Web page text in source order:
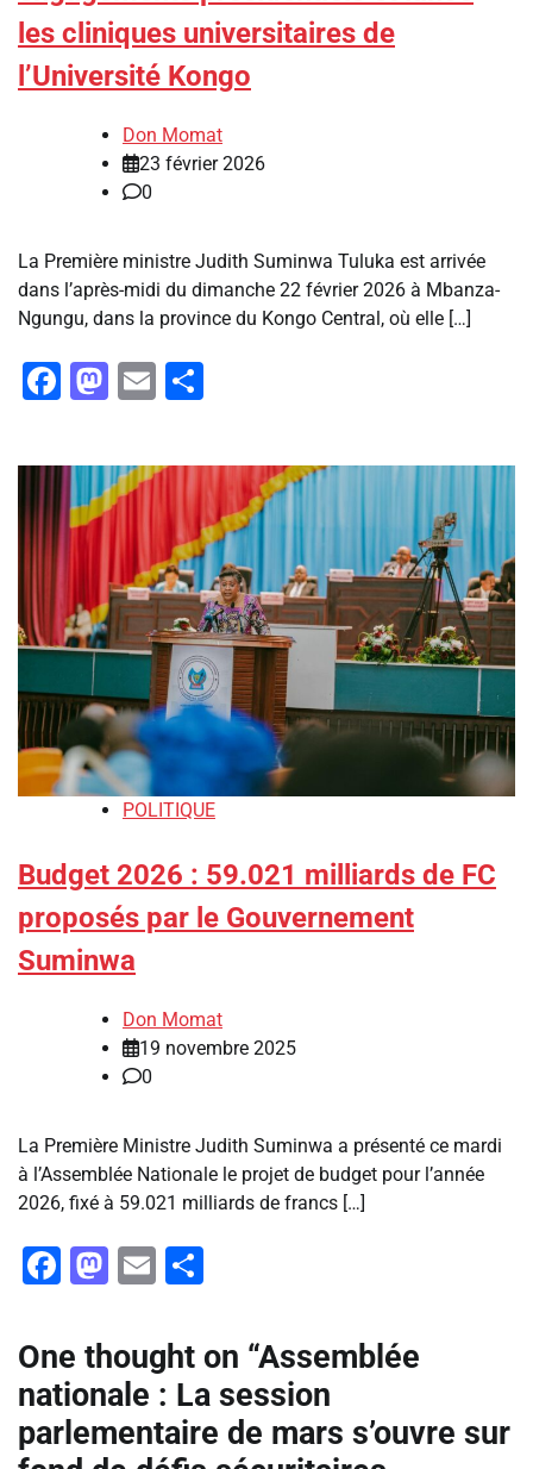
les cliniques universitaires de
l’Université Kongo
Don Momat
23 février 2026
0
La Première ministre Judith Suminwa Tuluka est arrivée
dans l’après-midi du dimanche 22 février 2026 à Mbanza-
Ngungu, dans la province du Kongo Central, où elle […]
Facebook
Mastodon
Email
POLITIQUE
Budget 2026 : 59.021 milliards de FC
proposés par le Gouvernement
Suminwa
Don Momat
19 novembre 2025
0
La Première Ministre Judith Suminwa a présenté ce mardi
à l’Assemblée Nationale le projet de budget pour l’année
2026, fixé à 59.021 milliards de francs […]
Facebook
Mastodon
Email
One thought on “Assemblée
nationale : La session
parlementaire de mars s’ouvre sur